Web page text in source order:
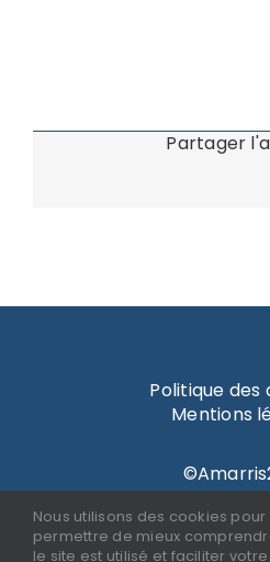
Partager
Politique des
Mentions
Nos
Nous utilisons des cookies pour
permettre de mieux
le site est utilisé et faciliter